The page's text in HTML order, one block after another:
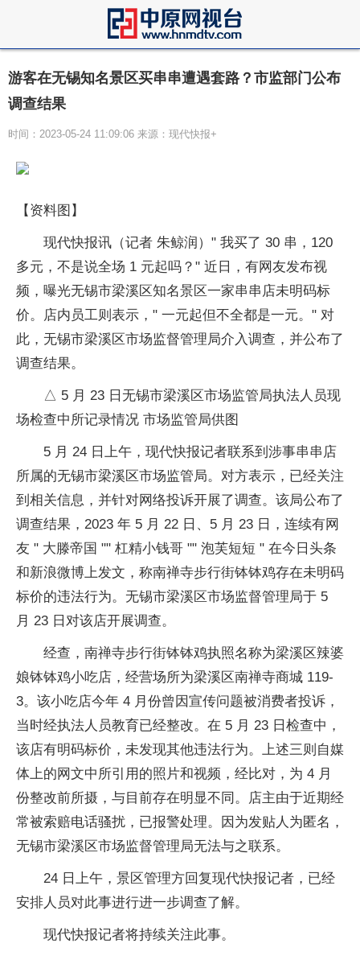
游客在无锡知名景区买串串遭遇套路？市监部门公布
调查结果
时间：2023-05-24 11:09:06 来源：现代快报+
【资料图】
现代快报讯（记者 朱鲸润）" 我买了 30 串，120
多元，不是说全场 1 元起吗？" 近日，有网友发布视
频，曝光无锡市梁溪区知名景区一家串串店未明码标
价。店内员工则表示，" 一元起但不全都是一元。" 对
此，无锡市梁溪区市场监督管理局介入调查，并公布了
调查结果。
△ 5 月 23 日无锡市梁溪区市场监管局执法人员现
场检查中所记录情况 市场监管局供图
5 月 24 日上午，现代快报记者联系到涉事串串店
所属的无锡市梁溪区市场监管局。对方表示，已经关注
到相关信息，并针对网络投诉开展了调查。该局公布了
调查结果，2023 年 5 月 22 日、5 月 23 日，连续有网
友 " 大滕帝国 "" 杠精小钱哥 "" 泡芙短短 " 在今日头条
和新浪微博上发文，称南禅寺步行街钵钵鸡存在未明码
标价的违法行为。无锡市梁溪区市场监督管理局于 5
月 23 日对该店开展调查。
经查，南禅寺步行街钵钵鸡执照名称为梁溪区辣婆
娘钵钵鸡小吃店，经营场所为梁溪区南禅寺商城 119-
3。该小吃店今年 4 月份曾因宣传问题被消费者投诉，
当时经执法人员教育已经整改。在 5 月 23 日检查中，
该店有明码标价，未发现其他违法行为。上述三则自媒
体上的网文中所引用的照片和视频，经比对，为 4 月
份整改前所摄，与目前存在明显不同。店主由于近期经
常被索赔电话骚扰，已报警处理。因为发贴人为匿名，
无锡市梁溪区市场监督管理局无法与之联系。
24 日上午，景区管理方回复现代快报记者，已经
安排人员对此事进行进一步调查了解。
现代快报记者将持续关注此事。